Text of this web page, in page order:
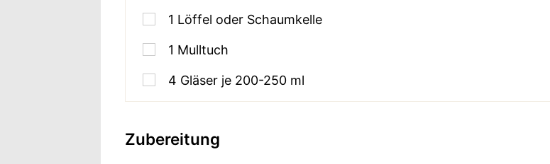
1 Löffel oder Schaumkelle
1 Mulltuch
4 Gläser je 200-250 ml
Zubereitung